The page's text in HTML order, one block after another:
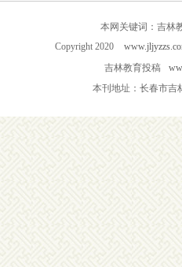
本网关键词：吉林
Copyright 2020
吉林教育投稿
本刊地址：长春市吉